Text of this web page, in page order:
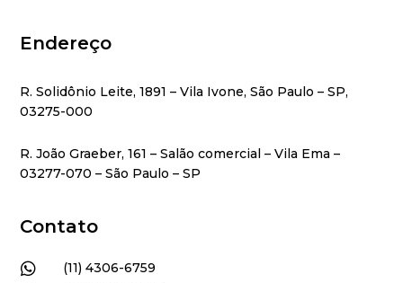
Endereço
R. Solidônio Leite, 1891 – Vila Ivone, São Paulo – SP,
03275-000
R. João Graeber, 161 – Salão comercial – Vila Ema –
03277-070 – São Paulo – SP
Contato
 (11) 4306-6759